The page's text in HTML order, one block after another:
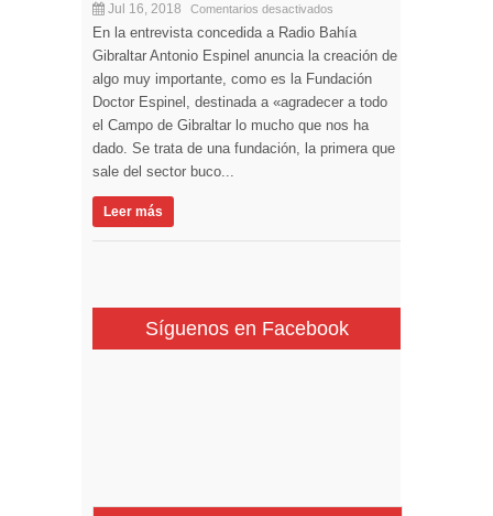
Jul 16, 2018 Comentarios desactivados
En la entrevista concedida a Radio Bahía
Gibraltar Antonio Espinel anuncia la creación de
algo muy importante, como es la Fundación
Doctor Espinel, destinada a «agradecer a todo
el Campo de Gibraltar lo mucho que nos ha
dado. Se trata de una fundación, la primera que
sale del sector buco...
Leer más
Síguenos en Facebook